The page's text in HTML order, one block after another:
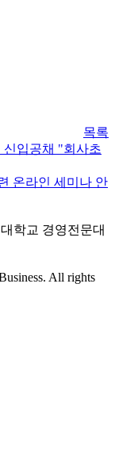
목록
신입공채 "회사초
온라인 세미나 안
학교 경영전문대
All rights